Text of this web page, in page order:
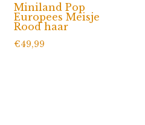
Miniland Pop
Europees Meisje
Rood haar
€49,99